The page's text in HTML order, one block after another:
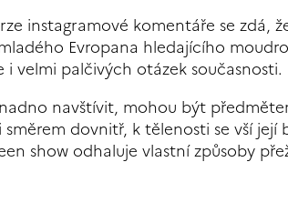
instagramové komentáře se zdá,
Evropana hledajícího
velmi palčivých otázek současnosti.
navštívit, mohou být
dovnitř, k tělenosti se vší její
show odhaluje vlastní způsoby